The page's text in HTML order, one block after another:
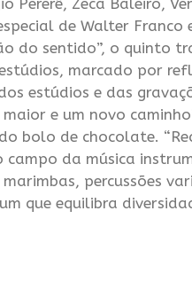
Pererê, Zeca Baleiro,
de Walter Franco
do sentido”, o quinto
marcado por
estúdios e das
e um novo
bolo de chocolate.
da música
percussões
que equilibra